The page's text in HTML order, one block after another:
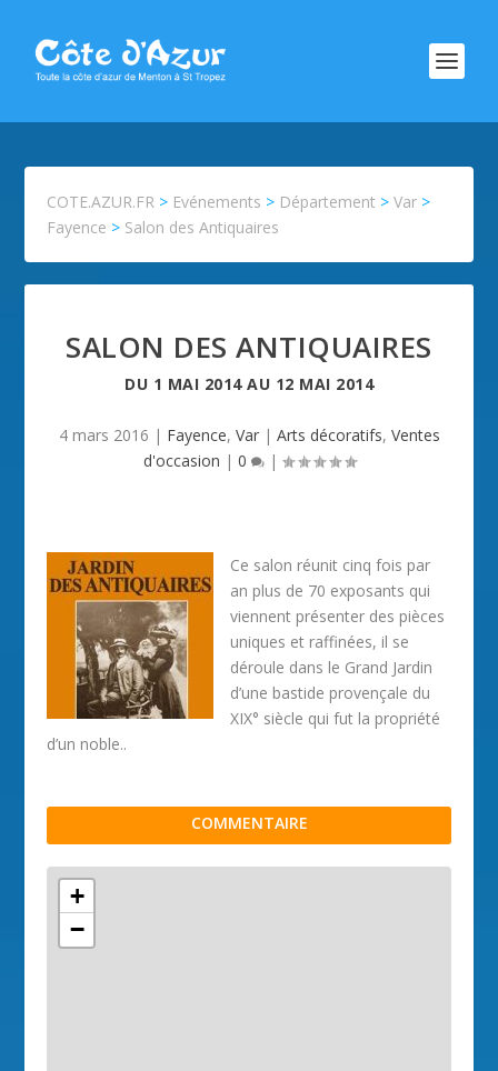
COTE.AZUR.FR > Evénements > Département >Var >
Fayence > Salon des Antiquaires
SALON DES ANTIQUAIRES
DU 1 MAI 2014AU 12 MAI 2014
4 mars 2016 | Fayence, Var| Arts décoratifs, Ventes
d'occasion | 0 |
Ce salon réunit cinq fois par
an plus de 70 exposants qui
viennent présenter des pièces
uniques et raffinées, il se
déroule dans le Grand Jardin
d’une bastide provençale du
XIX° siècle qui fut la propriété
d’un noble..
COMMENTAIRE
+
−